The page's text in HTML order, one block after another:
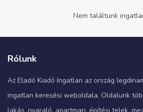
Nem találtunk
Rólunk
Az Eladó Kiadó Ingatlan az ország
ingatlan keresési weboldala. Oldalunk